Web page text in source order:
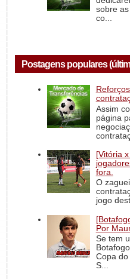
sobre
co...
Postagens populares
Assim
página
[Vitória
fora.
O
jogo
Por
Se tem
Copa
S...